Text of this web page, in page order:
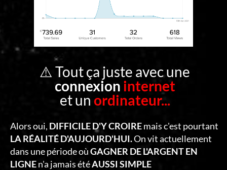
⚠️ Tout ça juste avec une
connexion internet
et un ordinateur...
Alors oui, DIFFICILE D'Y CROIREmais c'est pourtant
LA RÉALITÉ D'AUJOURD'HUI.On vit actuellement
dans une période oùGAGNER DE L'ARGENT EN
LIGNEn'a jamais étéAUSSI SIMPLE